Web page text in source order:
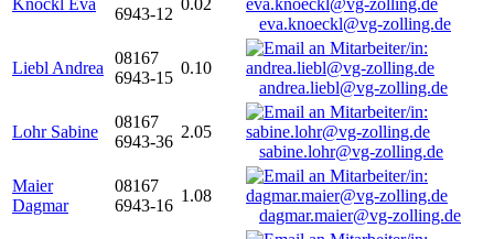
Knöckl Eva
6943-12
0.02
eva.knoeckl@vg-zolling.de
Liebl Andrea
08167
6943-15
0.10
andrea.liebl@vg-zolling.de
Lohr Sabine
08167
6943-36
2.05
sabine.lohr@vg-zolling.de
Maier
Dagmar
08167
6943-16
1.08
dagmar.maier@vg-zolling.de